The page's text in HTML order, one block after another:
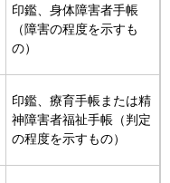
印鑑、身体障害者手帳
（障害の程度を示すも
の）
印鑑、療育手帳または精
神障害者福祉手帳（判定
の程度を示すもの）